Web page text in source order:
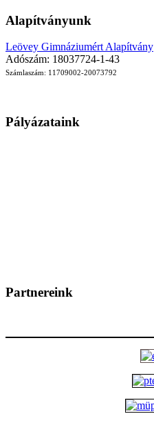
Alapítványunk
Leövey Gimnáziumért Alapítvány
Adószám: 18037724-1-43
Számlaszám: 11709002-20073792
Pályázataink
Partnereink